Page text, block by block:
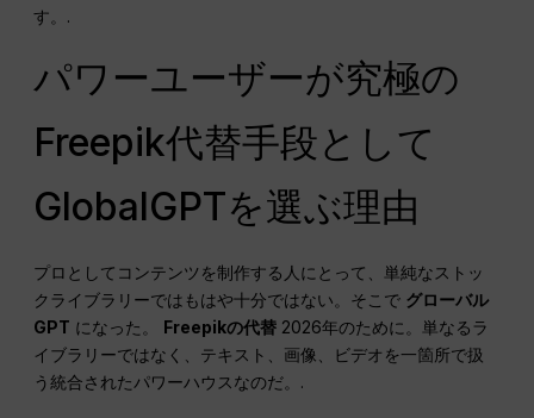
す。.
パワーユーザーが究極の
Freepik代替手段として
GlobalGPTを選ぶ理由
プロとしてコンテンツを制作する人にとって、単純なストッ
クライブラリーではもはや十分ではない。そこで グローバル
GPT になった。 Freepikの代替 2026年のために。単なるラ
イブラリーではなく、テキスト、画像、ビデオを一箇所で扱
う統合されたパワーハウスなのだ。.